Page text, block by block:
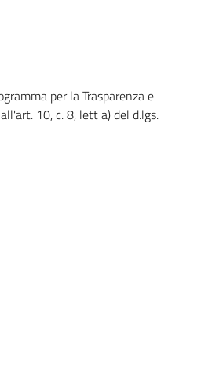
per la Trasparenza e
10, c. 8, lett a) del d.lgs.